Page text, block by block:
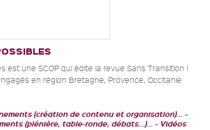
est une SCOP qui édite la revue Sans Transition !
en région Bretagne, Provence, Occitanie
(création de contenu et organisation)...
(plénière, table-ronde, débats...)...
Vidéos